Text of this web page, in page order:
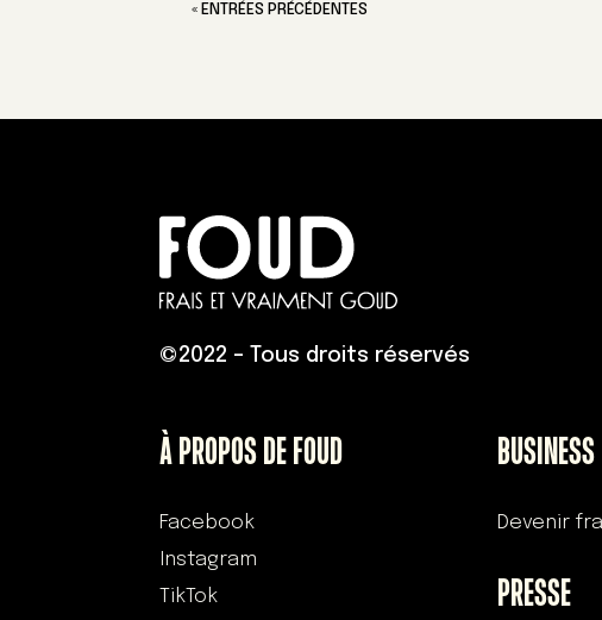
« ENTRÉES PRÉCÉDENTES
©2022 – Tous droits réservés
À PROPOS DE FOUD
Facebook
Instagram
TikTok
BUSINESS
Devenir
PRESSE